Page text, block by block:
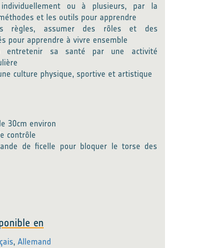
individuellement ou à plusieurs, par la
et les outils pour apprendre
règles, assumer des rôles et des
pour apprendre à vivre ensemble
entretenir sa santé par une activité
culture physique, sportive et artistique
30cm environ
contrôle
de ficelle pour bloquer le torse des
en
,Allemand